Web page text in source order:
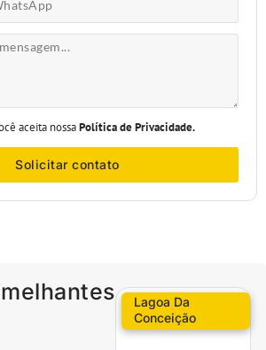
aceita nossaPolítica de Privacidade.
Solicitar contato
Lagoa Da
Conceição